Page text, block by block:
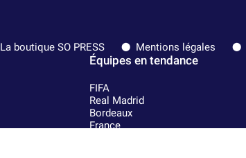
La boutique SO PRESS Mentions légales
Équipes en tendance
FIFA
Real Madrid
Bordeaux
France